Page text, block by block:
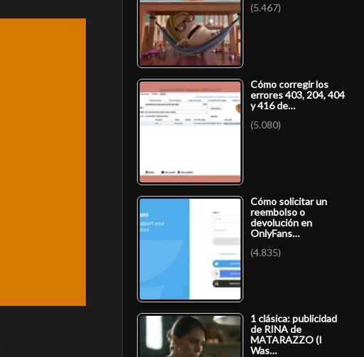
(5.467)
Cómo corregir los
errores 403, 204, 404
y 416 de…
(5.080)
Cómo solicitar un
reembolso o
devolución en
OnlyFans…
(4.835)
1 clásica: publicidad
de RINA de
MATARAZZO (I
Was…